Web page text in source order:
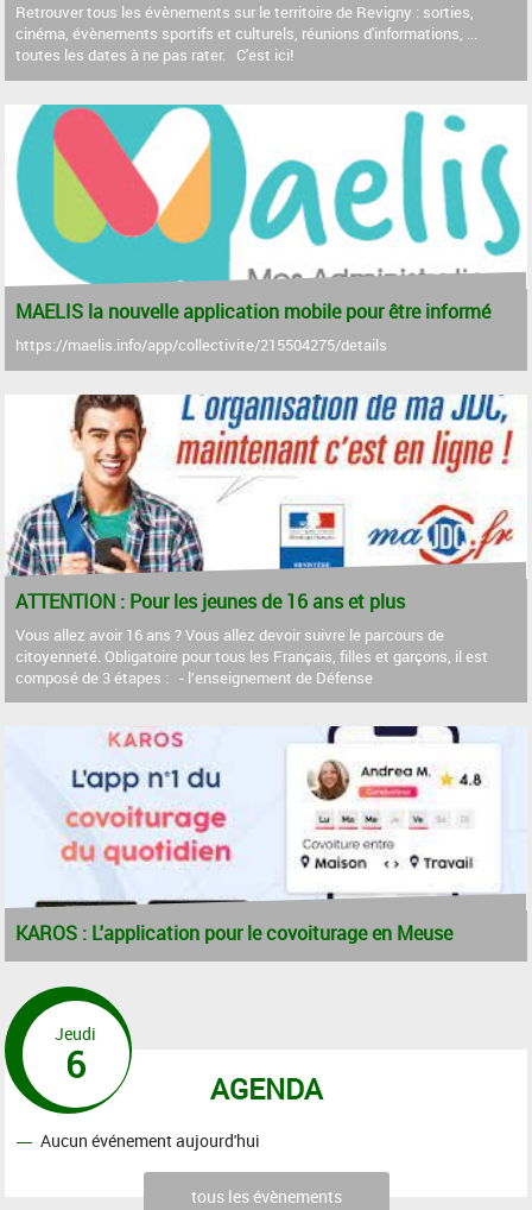
Retrouver tous les évènements sur le territoire de Revigny : sorties,
cinéma, évènements sportifs et culturels, réunions d'informations, ...
toutes les dates à ne pas rater. C'est ici!
MAELIS la nouvelle application mobile pour être informé
https://maelis.info/app/collectivite/215504275/details
ATTENTION : Pour les jeunes de 16 ans et plus
Vous allez avoir 16 ans ? Vous allez devoir suivre le parcours de
citoyenneté. Obligatoire pour tous les Français, filles et garçons, il est
composé de 3 étapes : - l’enseignement de Défense
KAROS : L'application pour le covoiturage en Meuse
AGENDA
Jeudi
6
Aucun événement aujourd'hui
tous les évènements